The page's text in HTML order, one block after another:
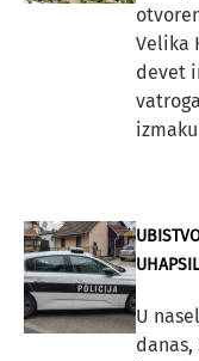
Velika
devet
U
danas,